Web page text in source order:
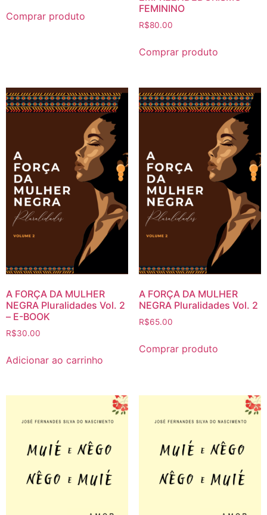
Comprar produto
FEMININO
R$80.00
Comprar produto
A FORÇA DA MULHER
NEGRA Pluralidades Vol. 2
– E-BOOK
R$30.00
Adicionar ao carrinho
A FORÇA DA MULHER
NEGRA Pluralidades Vol. 2
R$65.00
Comprar produto